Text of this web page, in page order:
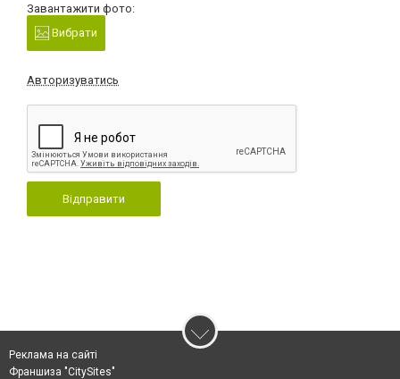
Завантажити фото:
Вибрати
Авторизуватись
Відправити
Реклама на сайті
Франшиза "CitySites"